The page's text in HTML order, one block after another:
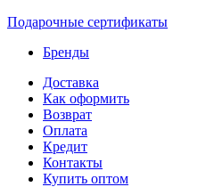
Подарочные сертификаты
Бренды
Доставка
Как оформить
Возврат
Оплата
Кредит
Контакты
Купить оптом